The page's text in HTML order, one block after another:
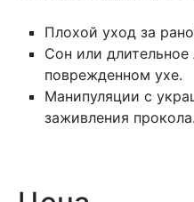
Плохой уход за
Сон или длительное
поврежденном ухе.
Манипуляции с
заживления прокола.